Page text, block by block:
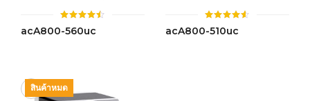
ให้
คะแนน
acA800-560uc
ให้
คะแนน
acA800-510uc
สินค้าหมด